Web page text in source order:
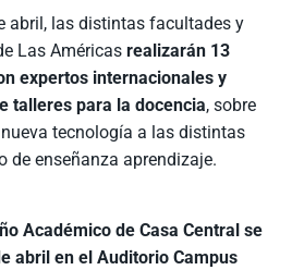
abril, las distintas facultades y
Las Américasrealizarán 13
expertos internacionales y
talleres para la docencia, sobre
tecnología a las distintas
de enseñanza aprendizaje.
Académico de Casa Central se
abril en el Auditorio Campus